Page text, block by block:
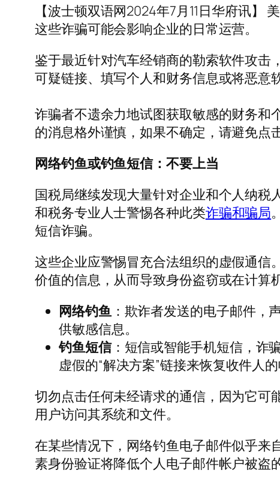
【波士顿双语网2024年7月11日华府讯】
这些诈骗可能会影响企业的日常运营。
鉴于最近针对汽车经销商的勒索软件攻击
可疑链接、填写个人和财务信息或将恶意
诈骗者不遗余力地试图获取敏感的财务和
的消息格外谨慎，如果不确定，请避免点
网络钓鱼或钓鱼短信：不要上当
国税局继续发现大量针对企业和个人纳税
和税务专业人士警惕各种此类诈骗和骗局
短信诈骗。
这些企业应警惕冒充合法组织的虚假通信
价值的信息，从而导致身份盗窃或在计算
网络钓鱼：欺诈者发送的电子邮件，
供敏感信息。
钓鱼短信：短信或智能手机短信，诈
虚假的“解决方案”链接来恢复收件人的
切勿点击任何未经请求的通信，因为它
用户访问其系统和文件。
在某些情况下，网络钓鱼电子邮件似乎来
素身份验证将降低个人电子邮件帐户被盗